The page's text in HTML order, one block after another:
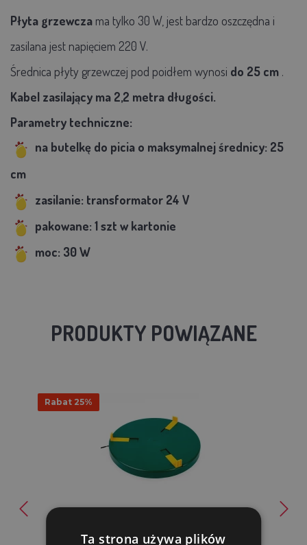
Płyta grzewcza ma tylko 30 W, jest bardzo oszczędna i
zasilana jest napięciem 220 V.
Średnica płyty grzewczej pod poidłem wynosi do 25 cm .
Kabel zasilający ma 2,2 metra długości.
Parametry techniczne:
na butelkę do picia o maksymalnej średnicy: 25
cm
zasilanie: transformator 24 V
pakowane: 1 szt w kartonie
moc: 30 W
PRODUKTY POWIĄZANE
Rabat 25%
Ta strona używa plików